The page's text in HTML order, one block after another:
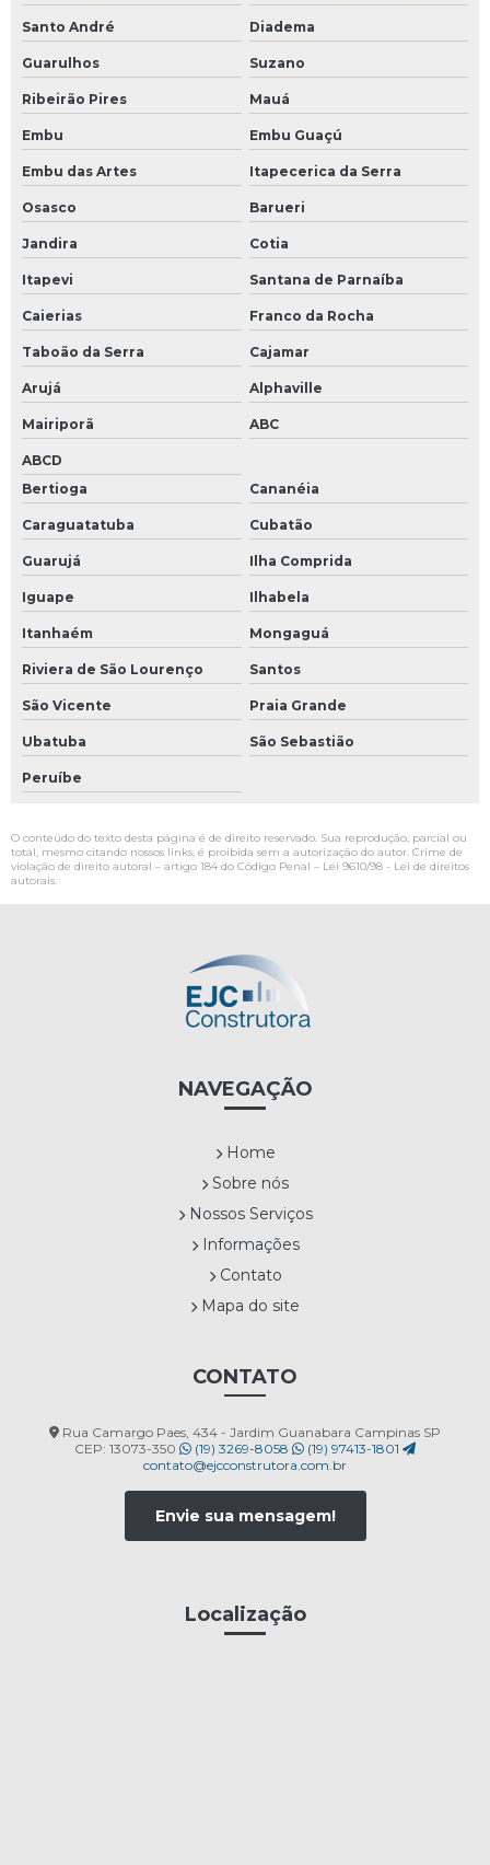
Santo André Diadema
Guarulhos Suzano
Ribeirão Pires Mauá
Embu Embu Guaçú
Embu das Artes Itapecerica da Serra
Osasco Barueri
Jandira Cotia
Itapevi Santana de Parnaíba
Caierias Franco da Rocha
Taboão da Serra Cajamar
Arujá Alphaville
Mairiporã ABC
ABCD
Bertioga
Cananéia
Caraguatatuba Cubatão
Guarujá Ilha Comprida
Iguape Ilhabela
Itanhaém Mongaguá
Riviera de São Lourenço Santos
São Vicente Praia Grande
Ubatuba São Sebastião
Peruíbe
O conteúdo do texto desta página é de direito reservado. Sua reprodução, parcial ou
total, mesmo citando nossos links, é proibida sem a autorização do autor. Crime de
violação de direito autoral – artigo 184 do Código Penal – Lei 9610/98 - Lei de direitos
autorais.
NAVEGAÇÃO
Home
Sobre nós
Nossos Serviços
Informações
Contato
Mapa do site
CONTATO
Rua Camargo Paes, 434 - Jardim Guanabara Campinas SP
CEP: 13073-350
(19) 3269-8058
(19) 97413-1801
contato@ejcconstrutora.com.br
Envie sua mensagem!
Localização